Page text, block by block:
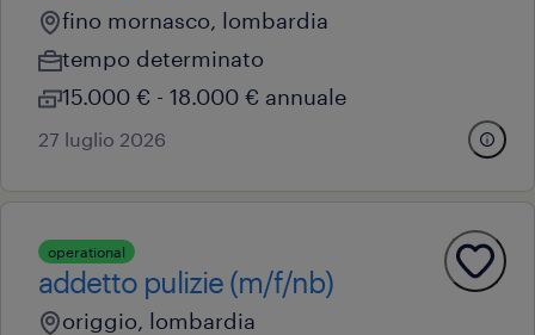
fino mornasco, lombardia
tempo determinato
15.000 € - 18.000 € annuale
27 luglio 2026
operational
addetto pulizie (m/f/nb)
origgio, lombardia